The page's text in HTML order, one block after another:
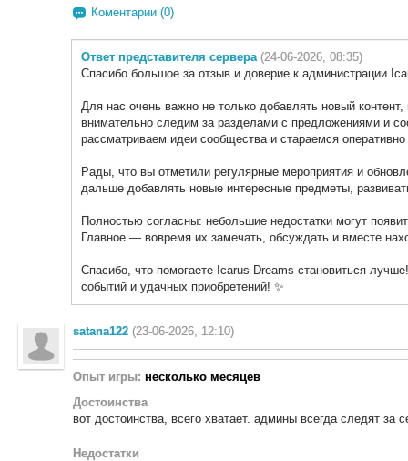
Коментарии (0)
Ответ представителя сервера (24-06-2026, 08:35)
Спасибо большое за отзыв и доверие к администрации
Для нас очень важно не только добавлять новый
внимательно следим за разделами с предложениями и
рассматриваем идеи сообщества и стараемся
Рады, что вы отметили регулярные мероприятия и
дальше добавлять новые интересные предметы,
Полностью согласны: небольшие недостатки могут
Главное — вовремя их замечать, обсуждать и вместе
Спасибо, что помогаете Icarus Dreams становиться
событий и удачных приобретений! ✨
satana122 (23-06-2026, 12:10)
Опыт игры: несколько месяцев
Достоинства
вот достоинства, всего хватает. админы всегда следят за
Недостатки